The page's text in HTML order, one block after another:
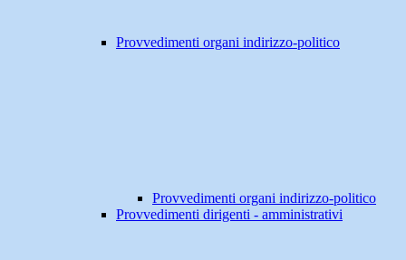
Provvedimenti organi indirizzo-politico
Provvedimenti organi indirizzo-politico
Provvedimenti dirigenti - amministrativi